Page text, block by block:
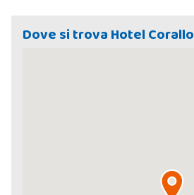
Dove si trova Hotel Corallo